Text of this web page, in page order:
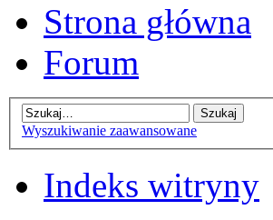
Strona główna
Forum
Wyszukiwanie zaawansowane
Indeks witryny